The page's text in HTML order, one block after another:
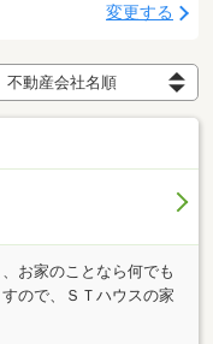
変更する
お家のことなら何でも
ので、ＳＴハウスの家
す。皆様からのご連絡